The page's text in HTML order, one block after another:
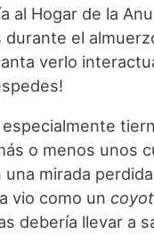
al Hogar de la
durante el
verlo
o menos unos
una mirada
vio como un
debería llevar a